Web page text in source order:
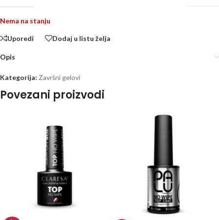
Nema na stanju
Uporedi Dodaj u listu želja
Opis
Kategorija: Završni gelovi
Povezani proizvodi